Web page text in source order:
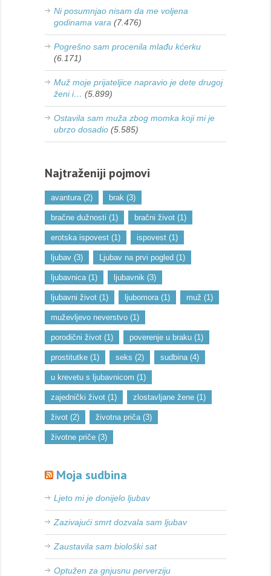
Ni posumnjao nisam da me voljena
godinama vara (7.476)
Pogrešno sam procenila mlađu kćerku
(6.171)
Muž moje prijateljice napravio je dete drugoj
ženi i… (5.899)
Ostavila sam muža zbog momka koji mi je
ubrzo dosadio (5.585)
Najtraženiji pojmovi
avantura (2) brak (3)
bračne dužnosti (1) bračni život (1)
erotska ispovest (1) ispovest (1)
ljubav (3) Ljubav na prvi pogled (1)
ljubavnica (1) ljubavnik (3)
ljubavni život (1) ljubomora (1) muž (1)
muževljevo neverstvo (1)
porodični život (1) poverenje u braku (1)
prostitutke (1) seks (2) sudbina (4)
u krevetu s ljubavnicom (1)
zajednički život (1) zlostavljane žene (1)
život (2) životna priča (3)
životne priče (3)
Moja sudbina
Ljeto mi je donijelo ljubav
Zazivajući smrt dozvala sam ljubav
Zaustavila sam biološki sat
Optužen za gnjusnu perverziju